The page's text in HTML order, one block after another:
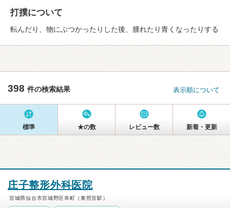
打撲について
転んだり、物にぶつかったりした後、腫れたり青くなったりする
398 件の検索結果 表示順について
標準 ★の数 レビュー数 新着・更新
庄子整形外科医院
宮城県仙台市宮城野区幸町（東照宮駅）